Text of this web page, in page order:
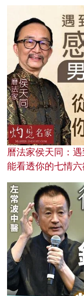
曆法家侯天同：
能看透你的七情六